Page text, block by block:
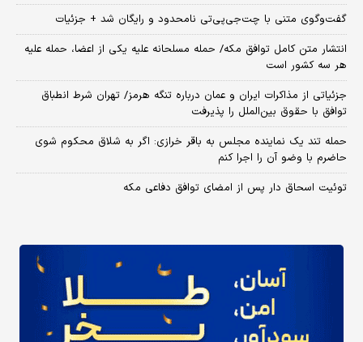
گفت‌وگوی متنی با چت‌جی‌پی‌تی نامحدود و رایگان شد + جزئیات
انتشار متن کامل توافق مکه/ حمله مسلحانه علیه یکی از اعضا، حمله علیه
هر سه کشور است
جزئیاتی از مذاکرات ایران و عمان درباره تنگه هرمز/ تهران شرط انطباق
توافق با حقوق بین‌الملل را پذیرفت
حمله تند یک نماینده مجلس به باقر خرازی: اگر به شلاق محکوم شوی
حاضرم با وضو آن را اجرا کنم
توئیت اسحاق دار پس از امضای توافق دفاعی مکه